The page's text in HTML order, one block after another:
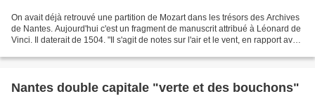
On avait déjà retrouvé une partition de Mozart dans les trésors des Archives
de Nantes. Aujourd'hui c'est un fragment de manuscrit attribué à Léonard de
Vinci. Il daterait de 1504. "Il s'agit de notes sur l'air et le vent, en rapport avec
Nantes double capitale "verte et des bouchons"